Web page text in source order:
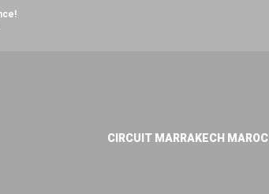
CIRCUIT MARRAKECH MAROC